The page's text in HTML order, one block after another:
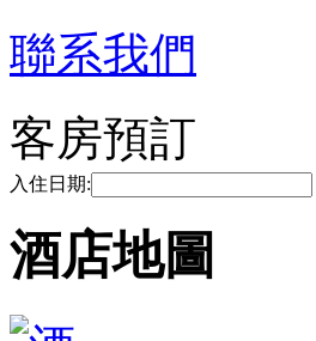
聯系我們
客房預訂
入住日期:
酒店地圖